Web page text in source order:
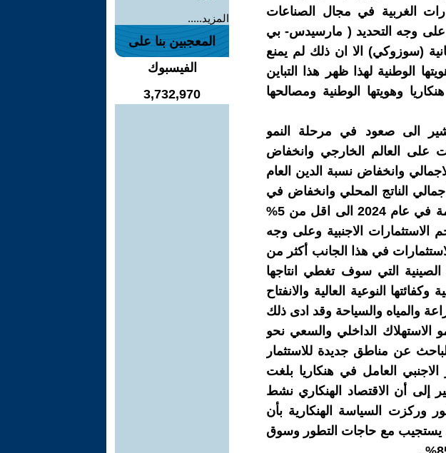
الغربية في مجال الصناعات
على وجه التحديد ( مارسيدس- بي
(سوزوكي) الا ان ذلك لم يمنع
الوطنية لهذا ظهر هذا التباين
وهويتها الوطنية ومصالحها
الاقتصادية الهنكارية لعام 2024 تشير الى صعود في مرحلة النمو
على العالم الخارجي وانخفاض
وانخفاض نسبة الدين العام
بعد ان تجاوز عن 80 % من اجمالي الناتج المحلي وانخفاض في
نسبة التضخم الى اقل من 10% وتسعى الحكومة في عام 2024 الى اقل من 5%
الاستثمارات الاجنبية وعلى وجه
في هذا الجانب أكثر من
الصينية التي سوف تغطي انتاجها
النوعية العالية والانفتاح
والمياه والسياحة وقد ادى ذلك
الداخلي والسعي نحو
عن مناطق جديدة للاستثمار
الاجنبي العامل في هنكاريا بلغت
إلى أن الاقتصاد الهنكاري نشط
وركزت السياسة الهنكارية بأن
يستجيب مع حاجات التطور وسوق
المزيد.....
المعجبين بنا على
الفيسبوك
3,732,970